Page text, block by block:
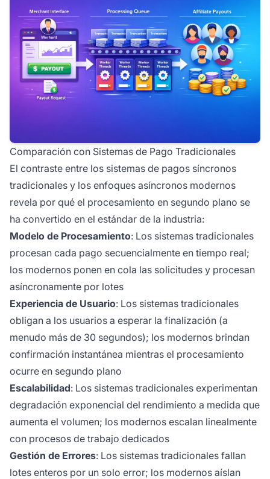
Comparación con Sistemas de Pago Tradicionales
El contraste entre los sistemas de pagos síncronos
tradicionales y los enfoques asíncronos modernos
revela por qué el procesamiento en segundo plano se
ha convertido en el estándar de la industria:
Modelo de Procesamiento: Los sistemas tradicionales
procesan cada pago secuencialmente en tiempo real;
los modernos ponen en cola las solicitudes y procesan
asíncronamente por lotes
Experiencia de Usuario: Los sistemas tradicionales
obligan a los usuarios a esperar la finalización (a
menudo más de 30 segundos); los modernos brindan
confirmación instantánea mientras el procesamiento
ocurre en segundo plano
Escalabilidad: Los sistemas tradicionales experimentan
degradación exponencial del rendimiento a medida que
aumenta el volumen; los modernos escalan linealmente
con procesos de trabajo dedicados
Gestión de Errores: Los sistemas tradicionales fallan
lotes enteros por un solo error; los modernos aíslan